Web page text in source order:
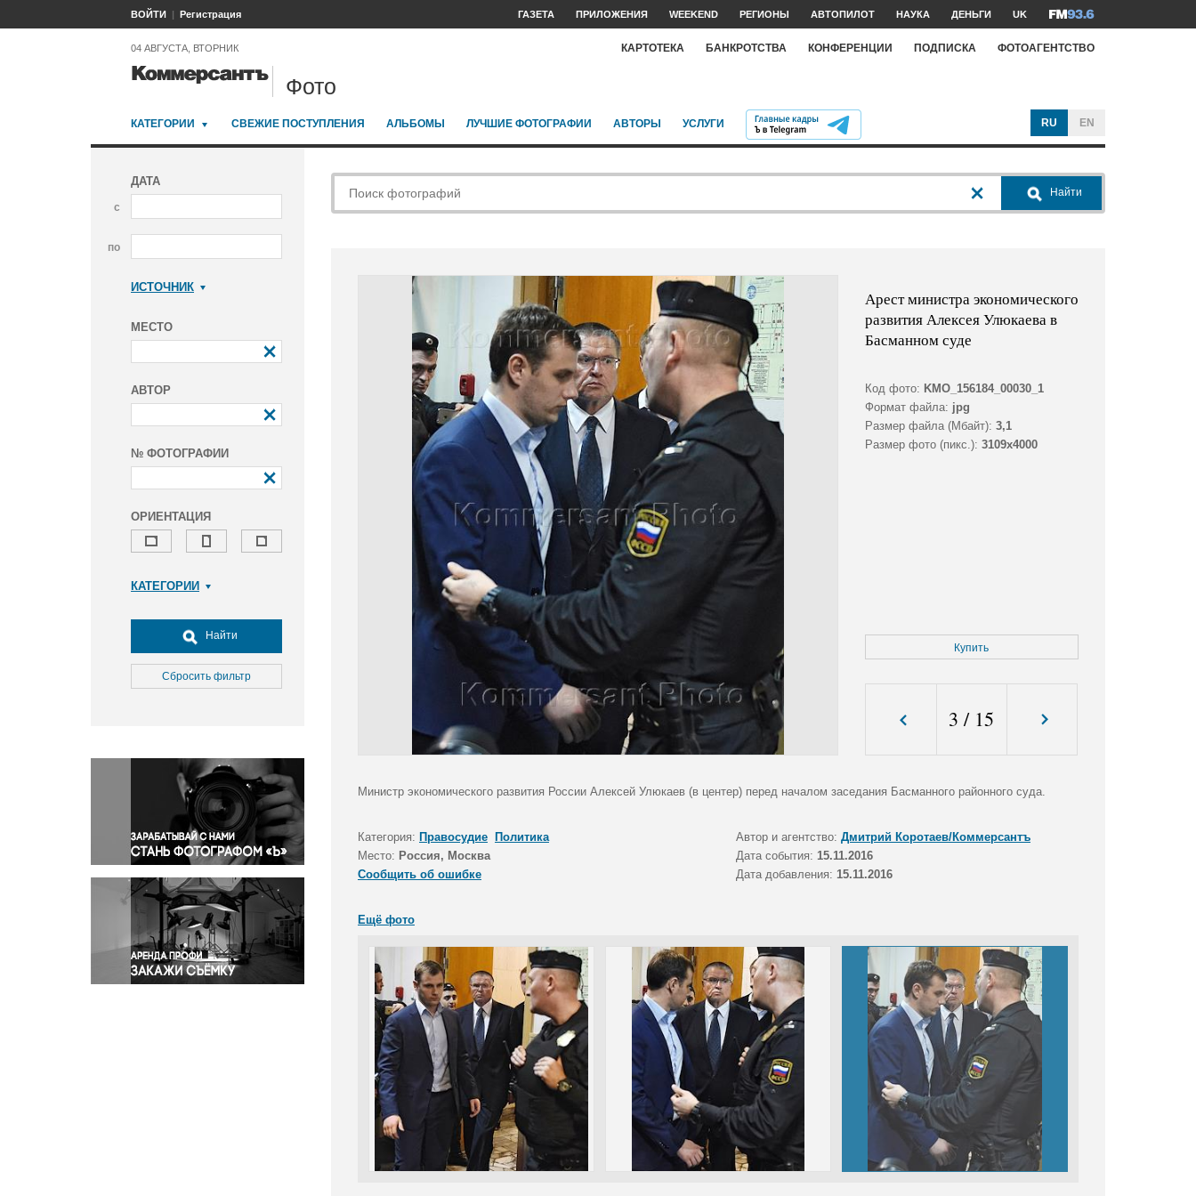
ВОЙТИ Регистрация ГАЗЕТА ПРИЛОЖЕНИЯ WEEKEND РЕГИОНЫ АВТОПИЛОТ НАУКА ДЕНЬГИ UK
04 АВГУСТА, ВТОРНИК КАРТОТЕКА БАНКРОТСТВА КОНФЕРЕНЦИИ ПОДПИСКА ФОТОАГЕНТСТВО
Фото
КАТЕГОРИИ СВЕЖИЕ ПОСТУПЛЕНИЯ АЛЬБОМЫ ЛУЧШИЕ ФОТОГРАФИИ АВТОРЫ УСЛУГИ RU EN
ДАТА
с
по
ИСТОЧНИК
МЕСТО
АВТОР
№ ФОТОГРАФИИ
ОРИЕНТАЦИЯ
КАТЕГОРИИ
Досуг, туризм и отдых
Культура
Медицина
Окружающая среда
Политика
Правосудие
Происшествия и конфликты
Религия
Светская жизнь
Спорт
Экология
Экономика и бизнес
Найти
Сбросить фильтр
Найти
Арест министра экономического
развития Алексея Улюкаева в
Басманном суде
Код фото: KMO_156184_00030_1
Формат файла: jpg
Размер файла (Мбайт): 3,1
Размер фото (пикс.): 3109x4000
Купить
3 / 15
Министр экономического развития России Алексей Улюкаев (в центер) перед началом заседания Басманного районного суда.
Категория: Правосудие Политика Автор и агентство: Дмитрий Коротаев/Коммерсантъ
Место: Россия, Москва Дата события: 15.11.2016
Сообщить об ошибке
Дата добавления: 15.11.2016
Ещё фото